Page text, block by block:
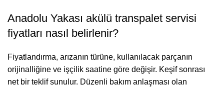
Anadolu Yakası akülü transpalet servisi
fiyatları nasıl belirlenir?
Fiyatlandırma, arızanın türüne, kullanılacak parçanın
orijinalliğine ve işçilik saatine göre değişir. Keşif sonrası
net bir teklif sunulur. Düzenli bakım anlaşması olan